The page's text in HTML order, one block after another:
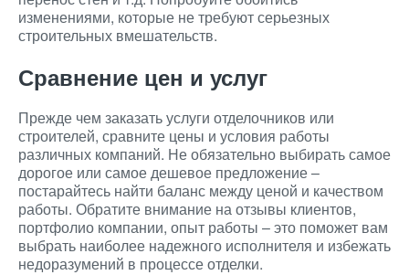
изменениями, которые не требуют серьезных
строительных вмешательств.
Сравнение цен и услуг
Прежде чем заказать услуги отделочников или
строителей, сравните цены и условия работы
различных компаний. Не обязательно выбирать самое
дорогое или самое дешевое предложение –
постарайтесь найти баланс между ценой и качеством
работы. Обратите внимание на отзывы клиентов,
портфолио компании, опыт работы – это поможет вам
выбрать наиболее надежного исполнителя и избежать
недоразумений в процессе отделки.